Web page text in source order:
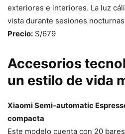
exteriores e interiores. La luz
vista durante sesiones
Precio: S/679
Accesorios
un estilo de vida
Xiaomi Semi-automatic
compacta
Este modelo cuenta con 20